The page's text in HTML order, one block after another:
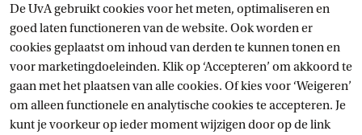
De UvA gebruikt cookies voor het meten, optimaliseren en
goed laten functioneren van de website. Ook worden er
cookies geplaatst om inhoud van derden te kunnen tonen en
voor marketingdoeleinden. Klik op ‘Accepteren’ om akkoord te
gaan met het plaatsen van alle cookies. Of kies voor ‘Weigeren’
om alleen functionele en analytische cookies te accepteren. Je
kunt je voorkeur op ieder moment wijzigen door op de link
of
userLog in
Je gaat met materialen naar een school toe om daar een
activiteit te geven, begeleidt activiteiten op Science Park en
helpt mee bij evenementen. We hebben onder andere lessen